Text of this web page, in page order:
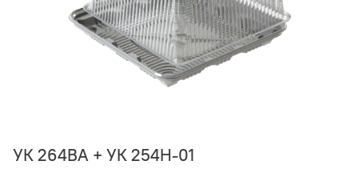
УК 264ВА + УК 254Н-01